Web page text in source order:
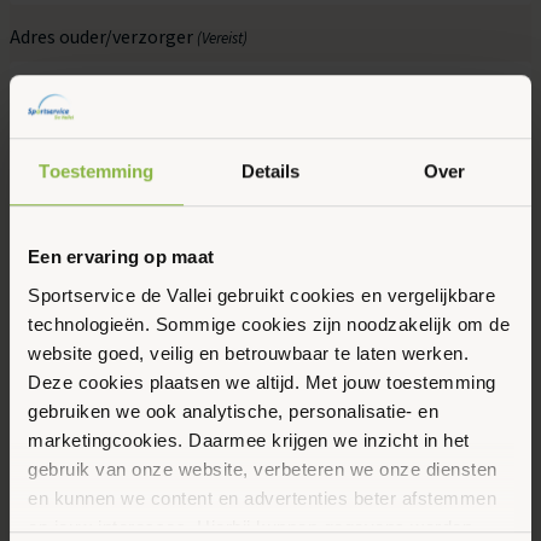
Toestemming Details Over
Een ervaring op maat
Sportservice de Vallei gebruikt cookies en vergelijkbare
technologieën. Sommige cookies zijn noodzakelijk om de
website goed, veilig en betrouwbaar te laten werken.
Deze cookies plaatsen we altijd. Met jouw toestemming
gebruiken we ook analytische, personalisatie- en
marketingcookies. Daarmee krijgen we inzicht in het
gebruik van onze website, verbeteren we onze diensten
en kunnen we content en advertenties beter afstemmen
op jouw interesses. Hierbij kunnen gegevens worden
Adres ouder/verzorger (Vereist)
Straat + huisnummer
Plaats
Postcode
E-mailadres ouder/verzorger (Vereist)